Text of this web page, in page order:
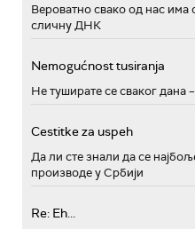
Вероватно свако од нас има
сличну ДНК
Nemogućnost tusiranja
Не туширате се сваког дана
Cestitke za uspeh
Да ли сте знали да се
производе у Србији
Re: Eh...